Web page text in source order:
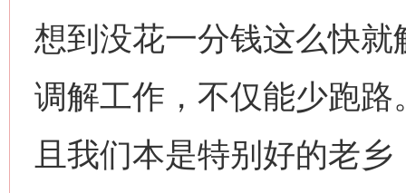
想到没花一分钱这么快
调解工作，不仅能少跑
且我们本是特别好的老